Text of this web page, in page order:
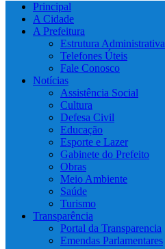
Principal
A Cidade
A Prefeitura
Estrutura Administrativa
Telefones Úteis
Fale Conosco
Notícias
Assistência Social
Cultura
Defesa Civil
Educação
Esporte e Lazer
Gabinete do Prefeito
Obras
Meio Ambiente
Saúde
Turismo
Transparência
Portal da Transparencia
Emendas Parlamentares